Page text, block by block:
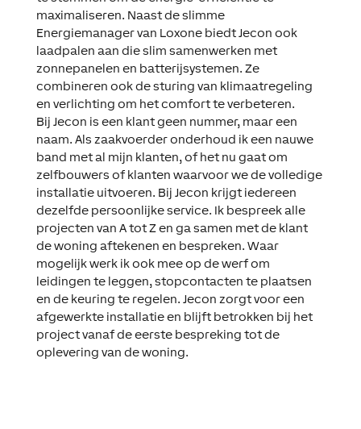
maximaliseren. Naast de slimme
Energiemanager van Loxone biedt Jecon ook
laadpalen aan die slim samenwerken met
zonnepanelen en batterijsystemen. Ze
combineren ook de sturing van klimaatregeling
en verlichting om het comfort te verbeteren.
Bij Jecon is een klant geen nummer, maar een
naam. Als zaakvoerder onderhoud ik een nauwe
band met al mijn klanten, of het nu gaat om
zelfbouwers of klanten waarvoor we de volledige
installatie uitvoeren. Bij Jecon krijgt iedereen
dezelfde persoonlijke service. Ik bespreek alle
projecten van A tot Z en ga samen met de klant
de woning aftekenen en bespreken. Waar
mogelijk werk ik ook mee op de werf om
leidingen te leggen, stopcontacten te plaatsen
en de keuring te regelen. Jecon zorgt voor een
afgewerkte installatie en blijft betrokken bij het
project vanaf de eerste bespreking tot de
oplevering van de woning.